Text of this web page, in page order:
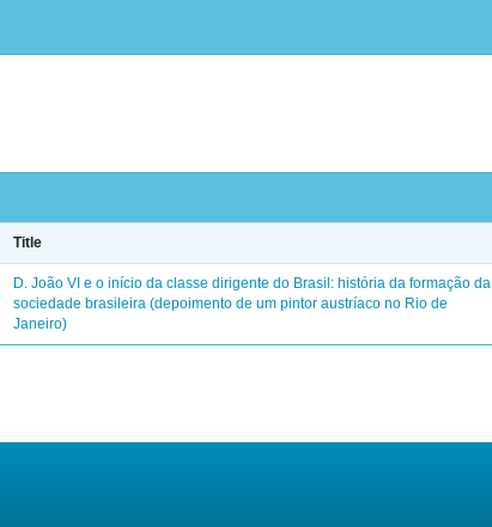
Title
D. João VI e o início da classe dirigente do Brasil: história da formação da
sociedade brasileira (depoimento de um pintor austríaco no Rio de
Janeiro)